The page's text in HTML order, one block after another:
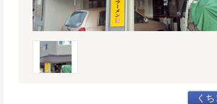
く